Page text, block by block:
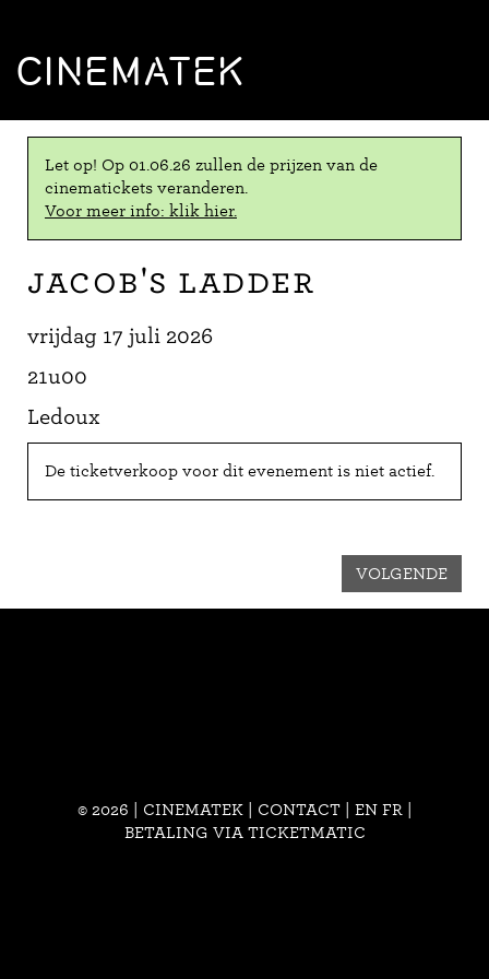
CINEMATEK
Let op! Op 01.06.26 zullen de prijzen van de
cinematickets veranderen.
Voor meer info: klik hier.
Jacob's Ladder
vrijdag 17 juli 2026
21u00
Ledoux
De ticketverkoop voor dit evenement is niet actief.
VOLGENDE
© 2026 | CINEMATEK | CONTACT| EN FR
BETALING VIA TICKETMATIC